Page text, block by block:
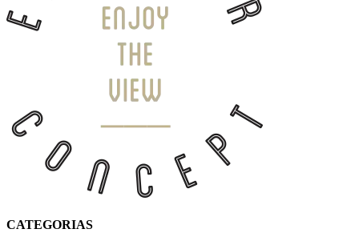
CATEGORIAS